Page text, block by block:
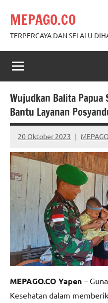
content
MEPAGO.CO
TERPERCAYA DAN SELALU
Wujudkan Balita Papua
Bantu Layanan
20 Oktober 2023
No
comments
MEPAGO.CO Yapen –
Kesehatan dalam